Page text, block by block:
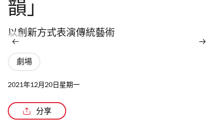
韻」
以創新方式表演傳統藝術
劇場
2021年12月20日星期一
分享